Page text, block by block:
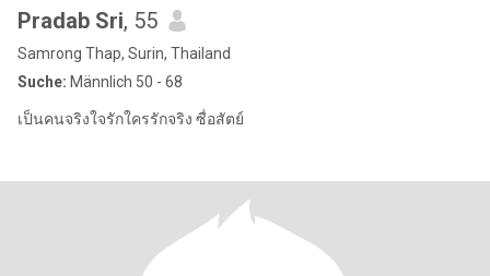
Pradab Sri, 55
Samrong Thap, Surin, Thailand
Suche: Männlich 50 - 68
เป็นคนจริงใจรักใครรักจริง ซื่อสัตย์